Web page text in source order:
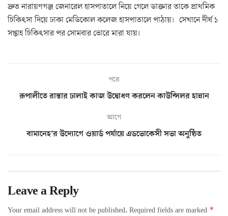
দ্রুত নারায়ণগঞ্জ জেনারেল হাসপাতালে নিয়ে গেলে ডাক্তার তাকে প্রাথমিক
চিকিৎসা দিয়ে ঢাকা মেডিকোল কলেজ হাসপাতালে পাঠায়। সেখানে দীর্ঘ ১
সপ্তাহ চিকিৎসার পর সোমবার ভোরে মারা যায়।
পরে
রূপালীতে রাস্তার ঢালাই কাজ উদ্বোধণ করলেন কাউন্সিলর হান্নান
আগে
বামানেহ’র উদ্যোগে ওয়ার্ড পর্যায়ে এডভোকেসী সভা অনুষ্ঠিত
Leave a Reply
Your email address will not be published. Required fields are marked *